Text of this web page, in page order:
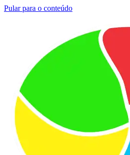
Pular para o conteúdo